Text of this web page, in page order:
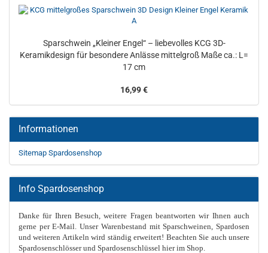
Sparschwein „Kleiner Engel“ – liebevolles KCG 3D-
Keramikdesign für besondere Anlässe mittelgroß Maße ca.: L=
17 cm
16,99 €
Informationen
Sitemap Spardosenshop
Info Spardosenshop
Danke für Ihren Besuch, weitere Fragen beantworten wir Ihnen auch
gerne per E-Mail. Unser Warenbestand mit Sparschweinen, Spardosen
und weiteren Artikeln wird ständig erweitert! Beachten Sie auch unsere
Spardosenschlösser und Spardosenschlüssel hier im Shop.